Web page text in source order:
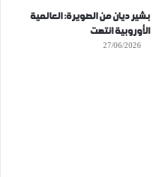
بشير ديان من الصويرة: العالمية
الأوروبية انتهت
27/06/2026